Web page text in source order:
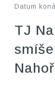
Datum
TJ